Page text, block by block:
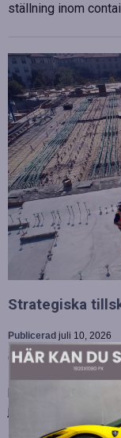
ställning inom
Strategiska
Publicerad juli 10, 2026
OHLA Sverige
Malin Bergman
biträdande
juni 2026 och